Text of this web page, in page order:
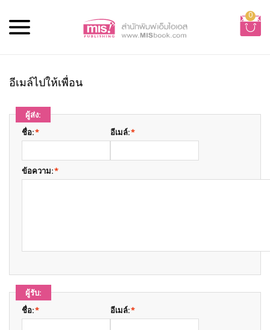
0
อีเมล์ไปให้เพื่อน
ผู้ส่ง:
*
ชื่อ: *
อีเมล์:
*
ข้อความ:
ผู้รับ:
*
ชื่อ: *
อีเมล์: